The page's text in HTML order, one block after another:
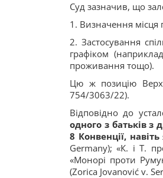
Суд зазначив, що
1. Визначення
2. Застосування
графіком
проживання тощо).
Цю ж позицію
754/3063/22).
Відповідно до
одного з батьків
8 Конвенції,
Germany); «К. і Т.
«Монорі проти
(Zorica Jovanović v.